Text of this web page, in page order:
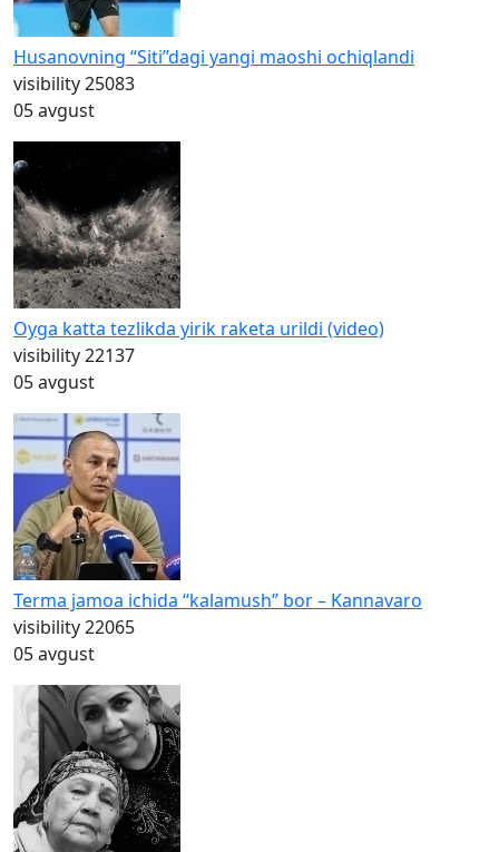
Husanovning “Siti”dagi yangi maoshi ochiqlandi
visibility25083
05 avgust
Oyga katta tezlikda yirik raketa urildi (video)
visibility22137
05 avgust
Terma jamoa ichida “kalamush” bor – Kannavaro
visibility22065
05 avgust